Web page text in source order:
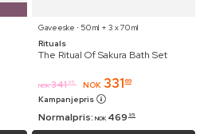
Gaveeske ⋅ 50 ml + 3 x 70 ml
Rituals
The Ritual Of Sakura Bath Set
NOK 341 95 NOK 331 69
Kampanjepris
Normalpris: NOK 469 95